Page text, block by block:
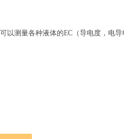
测量各种液体的EC（导电度，电导